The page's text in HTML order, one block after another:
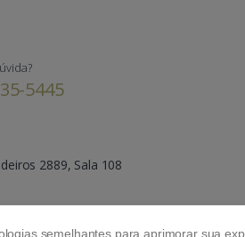
5445
2889, Sala 108
semelhantes para aprimorar sua